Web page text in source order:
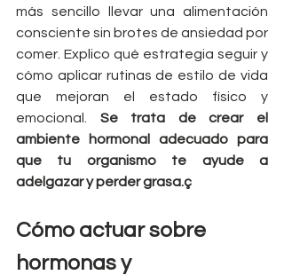
más sencillo llevar una alimentación
consciente sin brotes de ansiedad por
comer. Explico qué estrategia seguir y
cómo aplicar rutinas de estilo de vida
que mejoran el estado físico y
emocional. Se trata de crear el
ambiente hormonal adecuado para
que tu organismo te ayude a
adelgazar y perder grasa.ç
Cómo actuar sobre
hormonas y